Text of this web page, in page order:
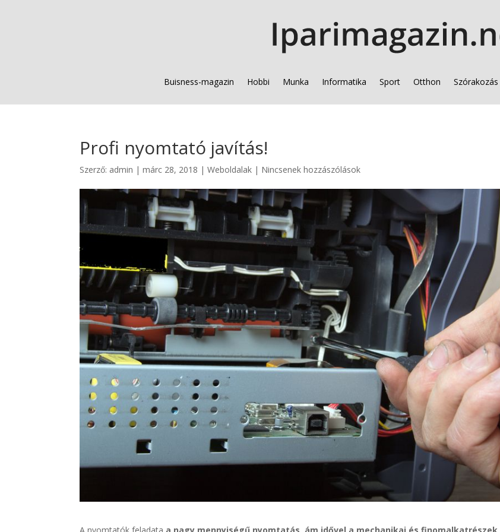
Buisness-magazin Hobbi Munka Informatika Sport Otthon Szórakozás
Profi nyomtató javítás!
Szerző: admin |márc 28, 2018 |Weboldalak | Nincsenek hozzászólások